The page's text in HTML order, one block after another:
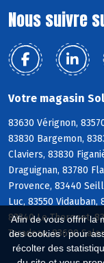
Afin de vous offrir la
des cookies : pour
récolter des
Nous suivre
Votre magasin
83630 Vérignon,
83830 Bargemon,
Claviers, 83830
Draguignan, 83780
Provence, 83440
Luc, 83550
83340 Le Thoronet,
Taradeau, 83690